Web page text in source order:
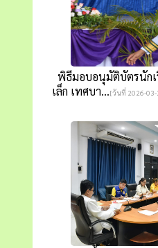
พิธีมอบอนุมัติบัตรนัก
เล็ก เทศบา...[วันที่ 2026-